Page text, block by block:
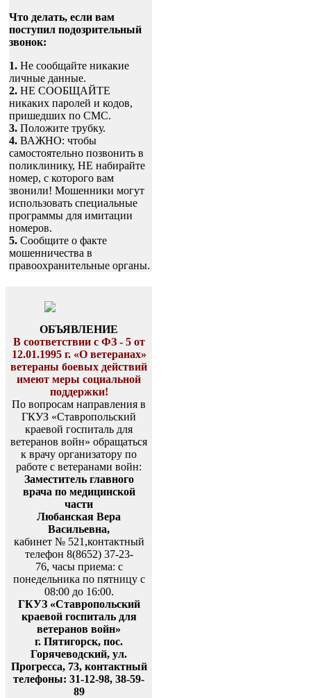
Что делать, если вам
поступил подозрительный
звонок:
1. Не сообщайте никакие
личные данные.
2. НЕ СООБЩАЙТЕ
никаких паролей и кодов,
пришедших по СМС.
3. Положите трубку.
4. ВАЖНО: чтобы
самостоятельно позвонить в
поликлинику, НЕ набирайте
номер, с которого вам
звонили! Мошенники могут
использовать специальные
программы для имитации
номеров.
5. Сообщите о факте
мошенничества в
правоохранительные органы.
ОБЪЯВЛЕНИЕ
В соответствии с ФЗ - 5 от
12.01.1995 г. «О ветеранах»
ветераны боевых действий
имеют меры социальной
поддержки!
По вопросам направления в
ГКУЗ «Ставропольский
краевой госпиталь для
ветеранов войн» обращаться
к врачу организатору по
работе с ветеранами войн:
Заместитель главного
врача по медицинской
части
Любанская Вера
Васильевна,
кабинет № 521,контактный
телефон 8(8652) 37-23-
76, часы приема: с
понедельника по пятницу с
08:00 до 16:00.
ГКУЗ «Ставропольский
краевой госпиталь для
ветеранов войн»
г. Пятигорск, пос.
Горячеводский, ул.
Прогресса, 73, контактный
телефоны: 31-12-98, 38-59-
89